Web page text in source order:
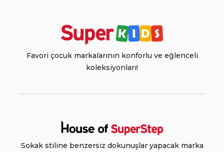
Favori çocuk markalarının konforlu ve eğlenceli
koleksiyonları!
Sokak stiline benzersiz dokunuşlar yapacak marka